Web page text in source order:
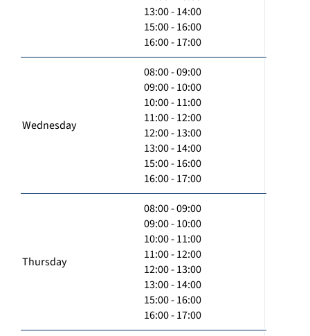
13:00 - 14:00
15:00 - 16:00
16:00 - 17:00
Wednesday
08:00 - 09:00
09:00 - 10:00
10:00 - 11:00
11:00 - 12:00
12:00 - 13:00
13:00 - 14:00
15:00 - 16:00
16:00 - 17:00
Thursday
08:00 - 09:00
09:00 - 10:00
10:00 - 11:00
11:00 - 12:00
12:00 - 13:00
13:00 - 14:00
15:00 - 16:00
16:00 - 17:00